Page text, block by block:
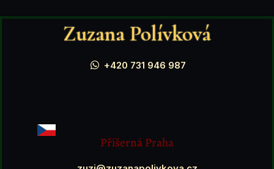
Zuzana Polívková
+420 731 946 987
Příšerná Praha